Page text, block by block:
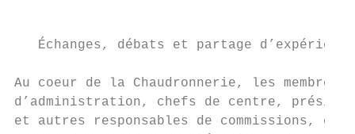
Échanges, débats et partage
Au coeur de la Chaudronnerie, les
d’administration, chefs de centre,
et autres responsables de